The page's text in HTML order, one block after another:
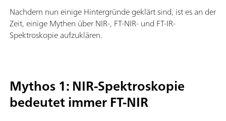
Nachdem nun einige Hintergründe geklärt sind, ist es an der
Zeit, einige Mythen über NIR-, FT-NIR- und FT-IR-
Spektroskopie aufzuklären.
Mythos 1: NIR-Spektroskopie
bedeutet immer FT-NIR